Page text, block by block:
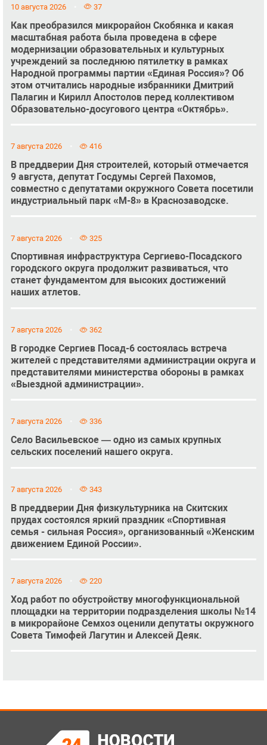
10 августа 2026 37
Как преобразился микрорайон Скобянка и какая
масштабная работа была проведена в сфере
модернизации образовательных и культурных
учреждений за последнюю пятилетку в рамках
Народной программы партии «Единая Россия»? Об
этом отчитались народные избранники Дмитрий
Палагин и Кирилл Апостолов перед коллективом
Образовательно-досугового центра «Октябрь».
7 августа 2026 416
В преддверии Дня строителей, который отмечается
9 августа, депутат Госдумы Сергей Пахомов,
совместно с депутатами окружного Совета посетили
индустриальный парк «М-8» в Краснозаводске.
7 августа 2026 325
Спортивная инфраструктура Сергиево-Посадского
городского округа продолжит развиваться, что
станет фундаментом для высоких достижений
наших атлетов.
7 августа 2026 362
В городке Сергиев Посад-6 состоялась встреча
жителей с представителями администрации округа и
представителями министерства обороны в рамках
«Выездной администрации».
7 августа 2026 336
Село Васильевское — одно из самых крупных
сельских поселений нашего округа.
7 августа 2026 343
В преддверии Дня физкультурника на Скитских
прудах состоялся яркий праздник «Спортивная
семья - сильная Россия», организованный «Женским
движением Единой России».
7 августа 2026 220
Ход работ по обустройству многофункциональной
площадки на территории подразделения школы №14
в микрорайоне Семхоз оценили депутаты окружного
Совета Тимофей Лагутин и Алексей Деяк.